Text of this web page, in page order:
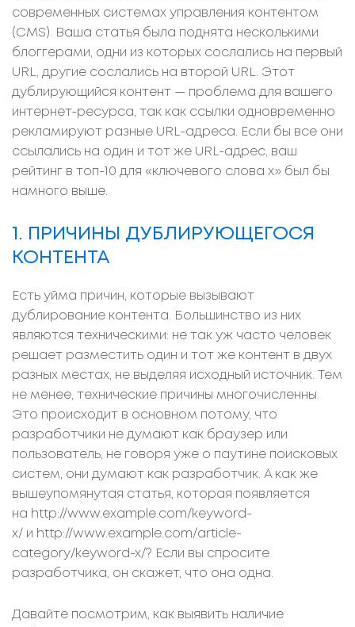
современных системах управления контентом
(СМS). Ваша статья была поднята несколькими
блоггерами, одни из которых сослались на первый
URL, другие сослались на второй URL. Этот
дублирующийся контент — проблема для вашего
интернет-ресурса, так как ссылки одновременно
рекламируют разные URL-адреса. Если бы все они
ссылались на один и тот же URL-адрес, ваш
рейтинг в топ-10 для «ключевого слова x» был бы
намного выше.
1. ПРИЧИНЫ ДУБЛИРУЮЩЕГОСЯ
КОНТЕНТА
Есть уйма причин, которые вызывают
дублирование контента. Большинство из них
являются техническими: не так уж часто человек
решает разместить один и тот же контент в двух
разных местах, не выделяя исходный источник. Тем
не менее, технические причины многочисленны.
Это происходит в основном потому, что
разработчики не думают как браузер или
пользователь, не говоря уже о паутине поисковых
систем, они думают как разработчик. А как же
вышеупомянутая статья, которая появляется
на http://www.example.com/keyword-
x/ и http://www.example.com/article-
category/keyword-x/? Если вы спросите
разработчика, он скажет, что она одна.
Давайте посмотрим, как выявить наличие